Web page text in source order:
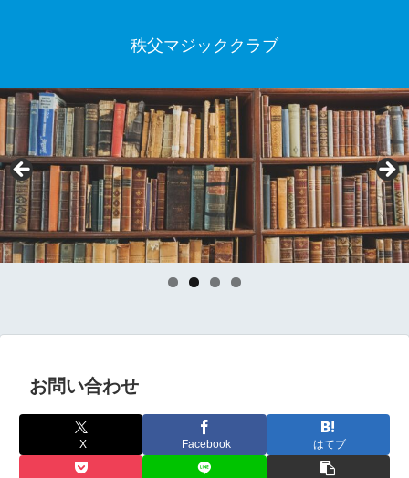
秩父マジッククラブ
お問い合わせ
X Facebook はてブ